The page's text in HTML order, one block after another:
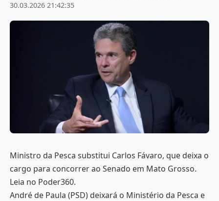
30.03.2026 21:42:35
Ministro da Pesca substitui Carlos Fávaro, que deixa o
cargo para concorrer ao Senado em Mato Grosso.
Leia no Poder360.
André de Paula (PSD) deixará o Ministério da Pesca e